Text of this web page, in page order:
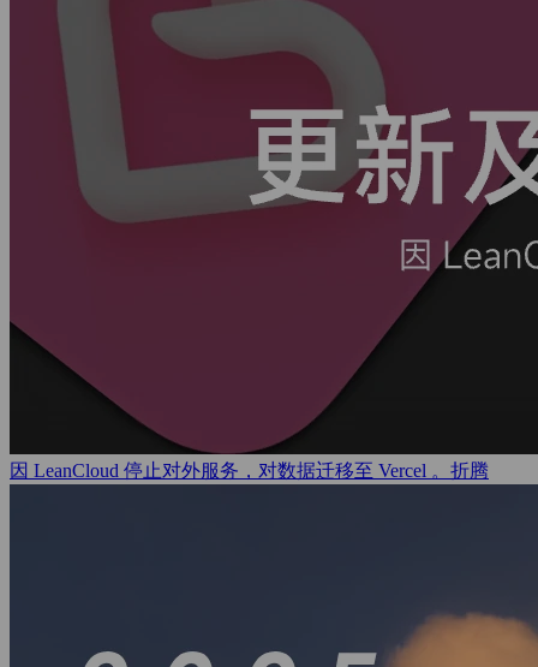
因 LeanCloud 停止对外服务，对数据迁移至 Vercel 。 折腾